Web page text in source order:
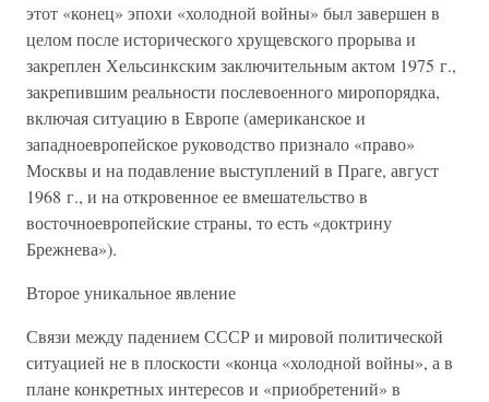
этот «конец» эпохи «холодной войны» был завершен в
целом после исторического хрущевского прорыва и
закреплен Хельсинкским заключительным актом 1975 г.,
закрепившим реальности послевоенного миропорядка,
включая ситуацию в Европе (американское и
западноевропейское руководство признало «право»
Москвы и на подавление выступлений в Праге, август
1968 г., и на откровенное ее вмешательство в
восточноевропейские страны, то есть «доктрину
Брежнева»).
Второе уникальное явление
Связи между падением СССР и мировой политической
ситуацией не в плоскости «конца «холодной войны», а в
плане конкретных интересов и «приобретений» в